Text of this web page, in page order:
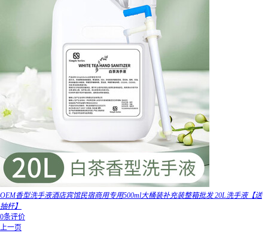
OEM香型洗手液酒店宾馆民宿商用专用500ml大桶装补充装整箱批发 20L洗手液【送
抽杆】
0条评价
上一页